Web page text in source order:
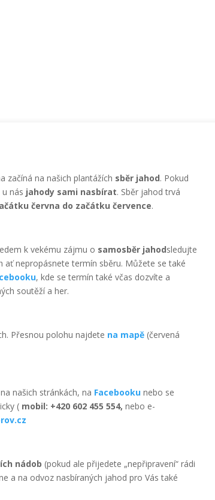
začíná na našich plantážích sběr jahod. Pokud
nás jahody sami nasbírat. Sběr jahod trvá
června do začátku července.
k vekému zájmu o samosběr jahodsledujte
ať nepropásnete termín sběru. Můžete se také
, kde se termín také včas dozvíte a
soutěží a her.
Přesnou polohu najdete na mapě (červená
našich stránkách, na Facebooku nebo se
( mobil: +420 602 455 554,nebo e-
nádob (pokud ale přijedete „nepřipravení“ rádi
a na odvoz nasbíraných jahod pro Vás také